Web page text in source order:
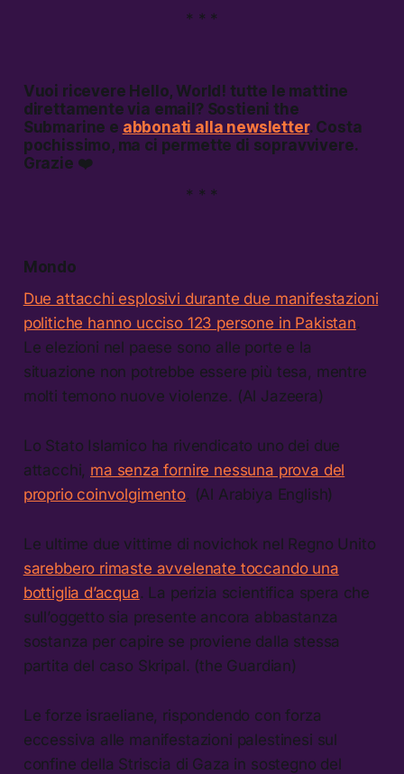
* * *
Vuoi ricevere Hello, World! tutte le mattine
direttamente via email? Sostieni the
Submarine e abbonati alla newsletter. Costa
pochissimo, ma ci permette di sopravvivere.
Grazie ❤️
* * *
Mondo
Due attacchi esplosivi durante due manifestazioni
politiche hanno ucciso 123 persone in Pakistan.
Le elezioni nel paese sono alle porte e la
situazione non potrebbe essere più tesa, mentre
molti temono nuove violenze. (Al Jazeera)
Lo Stato Islamico ha rivendicato uno dei due
attacchi, ma senza fornire nessuna prova del
proprio coinvolgimento. (Al Arabiya English)
Le ultime due vittime di novichok nel Regno Unito
sarebbero rimaste avvelenate toccando una
bottiglia d’acqua. La perizia scientifica spera che
sull’oggetto sia presente ancora abbastanza
sostanza per capire se proviene dalla stessa
partita del caso Skripal. (the Guardian)
Le forze israeliane, rispondendo con forza
eccessiva alle manifestazioni palestinesi sul
confine della Striscia di Gaza in sostegno del